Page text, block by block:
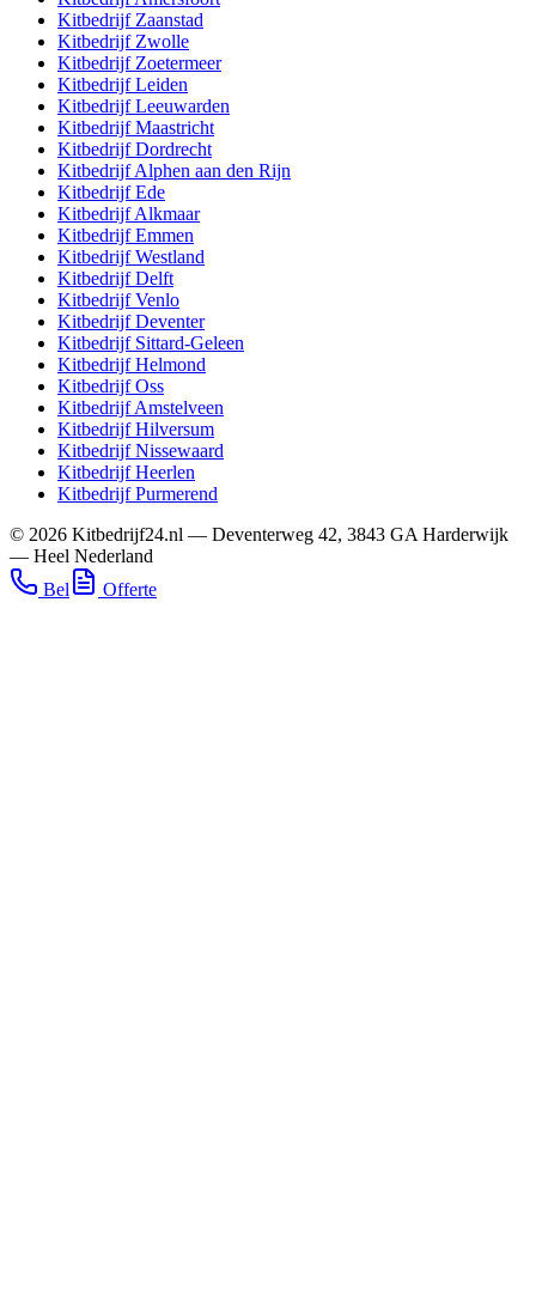
Kitbedrijf Zaanstad
Kitbedrijf Zwolle
Kitbedrijf Zoetermeer
KitbedrijfLeiden
KitbedrijfLeeuwarden
KitbedrijfMaastricht
KitbedrijfDordrecht
KitbedrijfAlphen aan den Rijn
KitbedrijfEde
KitbedrijfAlkmaar
KitbedrijfEmmen
KitbedrijfWestland
KitbedrijfDelft
KitbedrijfVenlo
KitbedrijfDeventer
Kitbedrijf Sittard-Geleen
KitbedrijfHelmond
KitbedrijfOss
KitbedrijfAmstelveen
KitbedrijfHilversum
KitbedrijfNissewaard
KitbedrijfHeerlen
KitbedrijfPurmerend
© 2026 Kitbedrijf24.nl — Deventerweg 42, 3843 GA Harderwijk
— Heel Nederland
Bel
Offerte